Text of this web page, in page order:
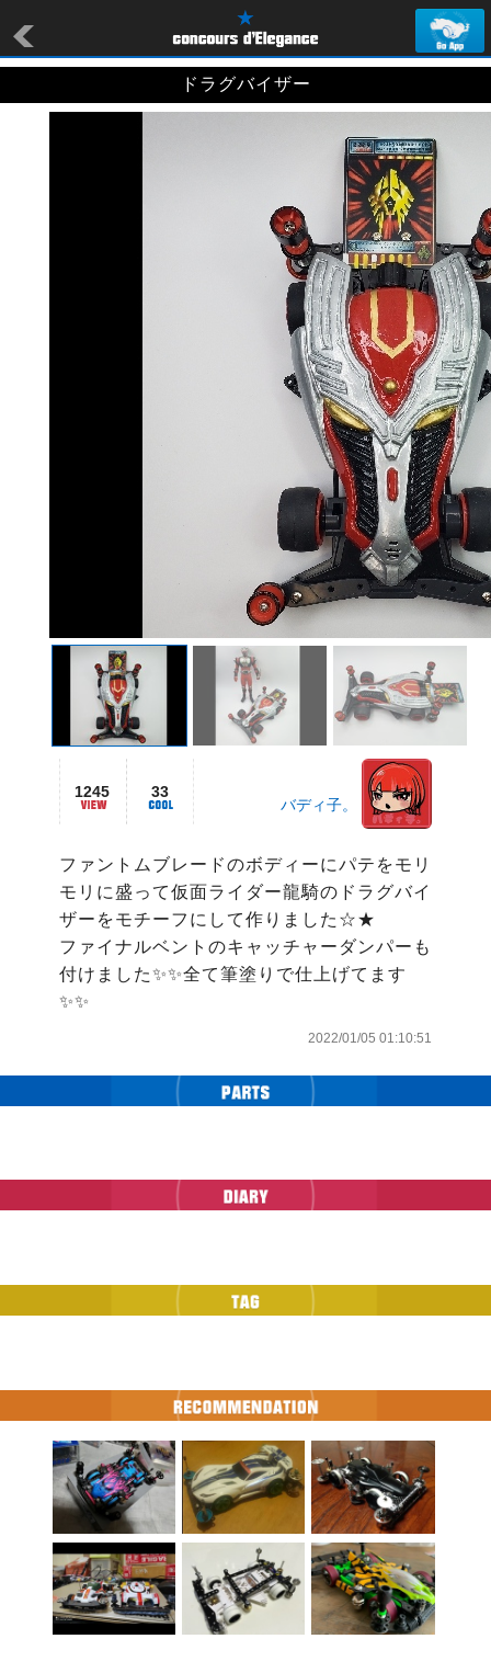
ドラグバイザー
1245 33
バディ子。
ファントムブレードのボディーにパテをモリ
モリに盛って仮面ライダー龍騎のドラグバイ
ザーをモチーフにして作りました☆★
ファイナルベントのキャッチャーダンパーも
付けました✨✨全て筆塗りで仕上げてます
✨✨
2022/01/05 01:10:51